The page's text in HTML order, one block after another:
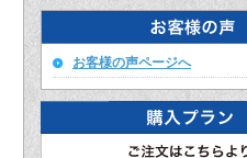
お客様の声ページへ